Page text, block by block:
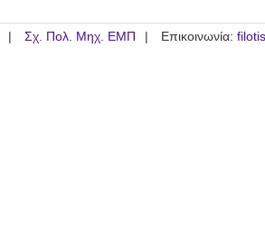
Σχ. Πολ. Μηχ. ΕΜΠ Επικοινωνία: